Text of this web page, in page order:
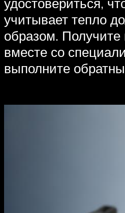
учитывает тепло
образом. Получите
вместе со
выполните